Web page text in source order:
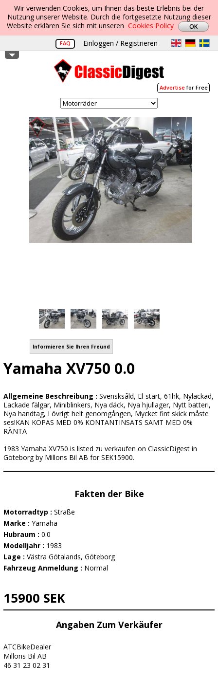
Wir verwenden Cookies, um Ihnen das beste Erlebnis bei der
Nutzung unserer Website. Durch die fortgesetzte Nutzung dieser
Website erklären Sie sich mit unseren Cookies Policy
FAQ Einloggen / Registrieren
Advertisefor Free
Informieren Sie Ihren Freund
Yamaha XV750 0.0
Allgemeine Beschreibung : Svensksåld, El-start, 61hk, Nylackad,
Lackade fälgar, Miniblinkers, Nya däck, Nya hjullager, Nytt batteri,
Nya handtag, I övrigt helt genomgången, Mycket fint skick måste
ses!KAN KÖPAS MED 0% KONTANTINSATS SAMT MED 0%
RÄNTA
1983 Yamaha XV750 is listed zu verkaufen on ClassicDigest in
Göteborg by Millons Bil AB for SEK15900.
Fakten der Bike
Motorradtyp : Straße
Marke : Yamaha
Hubraum : 0.0
Modelljahr : 1983
Lage : Västra Götalands, Göteborg
Fahrzeug Anmeldung : Normal
15900 SEK
Angaben Zum Verkäufer
ATCBikeDealer
Millons Bil AB
46 31 23 02 31